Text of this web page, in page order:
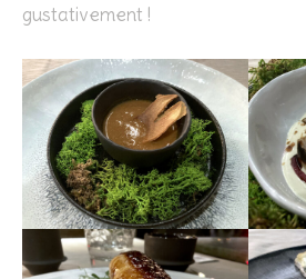
gustativement !